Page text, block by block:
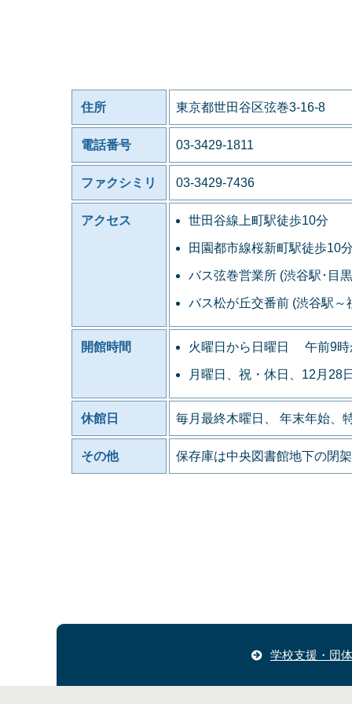
住所 東京都世田谷区弦巻3-16-8
電話番号 03-3429-1811
ファクシミリ 03-3429-7436
アクセス 世田谷線上町駅徒歩10分
田園都市線桜新町駅徒歩10
バス弦巻営業所 (渋谷駅･目
バス松が丘交番前 (渋谷駅
開館時間 火曜日から日曜日 午前9時
月曜日、祝・休日、12月
休館日 毎月最終木曜日、 年末年始、
その他 保存庫は中央図書館地下の閉
学校支援・団